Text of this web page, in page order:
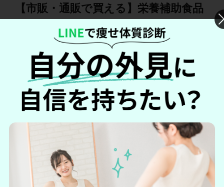
【市販・通販で買える】栄養補助食品
のおすすめ人気ランキング19選
こちらでは、 市販・通販で買える栄養補助食品をランキング
形式でご紹介します。
【大塚製薬】カロリーメイト ゼリー アップル味
【江崎グリコ】バランスオン miniケーキ チョコブ
ラウニー
【森永製菓】inゼリー エネルギー
【明治】メイバランス バナナ味